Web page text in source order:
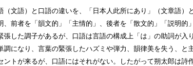
（文語）と口語の違いを、「日本人此所にあり」（文章語）
、前者を「韻文的」「主情的」、後者を「散文的」「説明的
張した調子があるが、口語は言語の構成上「は」の助詞が入
調になり、言葉の緊張したハズミや弾力、韻律美を失う、と
ントが来るが、口語にはそれがない。したがって朔太郎は詩